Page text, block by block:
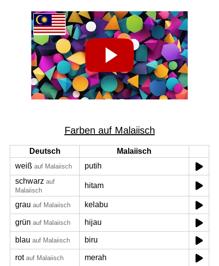
Farben auf Malaiisch
Deutsch
Malaiisch
weiß auf Malaiisch
putih
schwarz auf
Malaiisch
hitam
grau auf Malaiisch kelabu
grün auf Malaiisch hijau
blau auf Malaiisch biru
rot auf Malaiisch merah